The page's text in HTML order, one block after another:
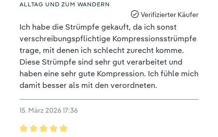
ALLTAG UND ZUM WANDERN
Verifizierter Käufer
Ich habe die Strümpfe gekauft, da ich sonst
verschreibungspflichtige Kompressionsstrümpfe
trage, mit denen ich schlecht zurecht komme.
Diese Strümpfe sind sehr gut verarbeitet und
haben eine sehr gute Kompression. Ich fühle mich
damit besser als mit den verordneten.
15. März 2026 17:36